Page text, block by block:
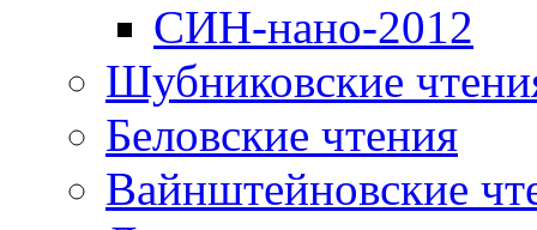
СИН-нано-2012
Шубниковские
Беловские чтения
Вайнштейновские